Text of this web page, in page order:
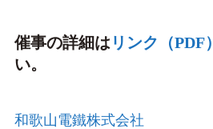
催事の詳細は リンク（PDF）
い。
和歌山電鐵株式会社